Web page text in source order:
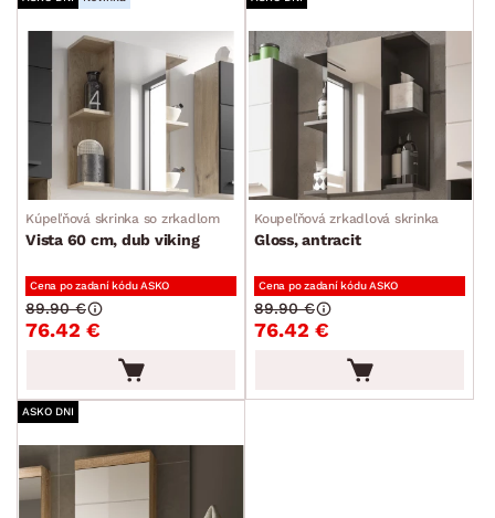
Kúpeľňová skrinka so zrkadlom
Vista 60 cm, dub viking
Cena po zadaní kódu ASKO
76.42 €
89.90 €
Koupeľňová zrkadlová skrinka
Gloss, antracit
Cena po zadaní kódu ASKO
76.42 €
89.90 €
ASKO DNI